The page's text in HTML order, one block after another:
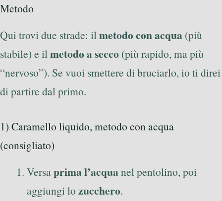
Metodo
Qui trovi due strade: ilmetodo con acqua (più
stabile) e ilmetodo a secco (più rapido, ma più
“nervoso”). Se vuoi smettere di bruciarlo, io ti direi
di partire dal primo.
1) Caramello liquido, metodo con acqua
(consigliato)
Versaprima l’acquanel pentolino, poi
aggiungi lo zucchero.